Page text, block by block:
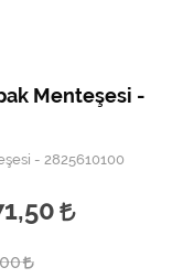
Menteşesi -
- 2825610100